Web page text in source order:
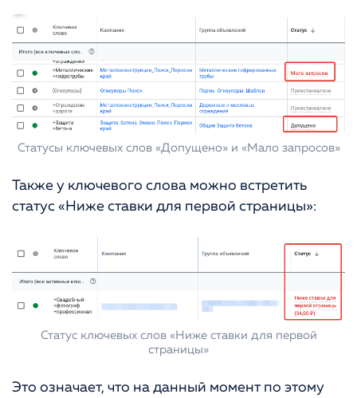
Статусы ключевых слов «Допущено» и «Мало запросов»
Также у ключевого слова можно встретить
статус «Ниже ставки для первой страницы»:
Статус ключевых слов «Ниже ставки для первой
страницы»
Это означает, что на данный момент по этому